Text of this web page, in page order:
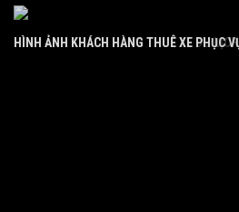
HÌNH ẢNH KHÁCH HÀNG THUÊ XE PHỤC
HÌNH ẢNH KHÁCH HÀNG THUÊ XE DU